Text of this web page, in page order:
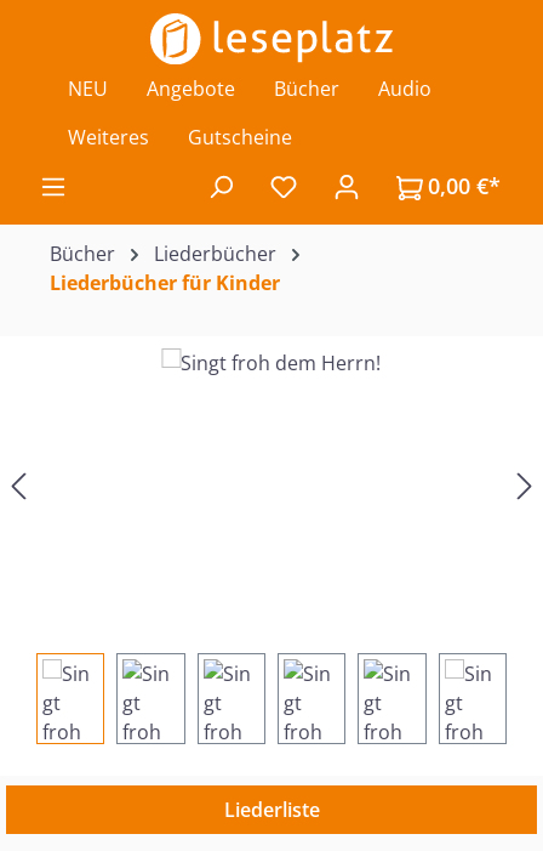
Zum Hauptinhalt springen
NEU Angebote Bücher
Audio
Weiteres
Gutscheine
Du hast 0 Produkte auf
0,00 €*
Bücher
Liederbücher
Liederbücher für Kinder
Bildergalerie überspringen
Liederliste